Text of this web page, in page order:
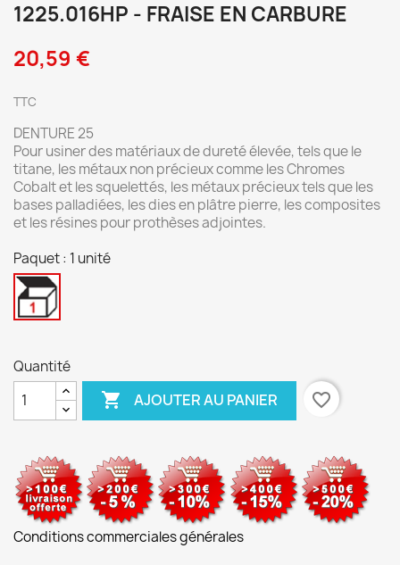
1225.016HP - FRAISE EN CARBURE
20,59 €
TTC
DENTURE 25
Pour usiner des matériaux de dureté élevée, tels que le
titane, les métaux non précieux comme les Chromes
Cobalt et les squelettés, les métaux précieux tels que les
bases palladiées, les dies en plâtre pierre, les composites
et les résines pour prothèses adjointes.
Paquet : 1 unité
1
Quantité
 AJOUTER AU PANIER favorite_border
Conditions commerciales générales